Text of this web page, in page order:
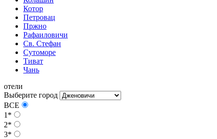
Котор
Петровац
Пржно
Рафаиловичи
Св. Стефан
Сутоморе
Тиват
Чань
отели
Выберите город
ВСЕ
1*
2*
3*